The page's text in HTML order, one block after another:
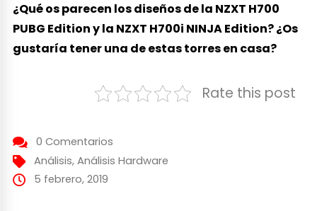
¿Qué os parecen los diseños de la NZXT H700
PUBG Edition y la NZXT H700i NINJA Edition? ¿Os
gustaría tener una de estas torres en casa?
Rate this post
0 Comentarios
Análisis, Análisis Hardware
5 febrero, 2019